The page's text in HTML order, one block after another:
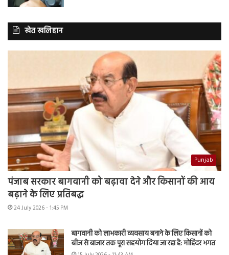
खेत खलिहान
Punjab
पंजाब सरकार बागवानी को बढ़ावा देने और किसानों की आय
बढ़ाने के लिए प्रतिबद्ध
24 July 2026 - 1:45 PM
बागवानी को लाभकारी व्यवसाय बनाने के लिए किसानों को
बीज से बाजार तक पूरा सहयोग दिया जा रहा है: मोहिंदर भगत